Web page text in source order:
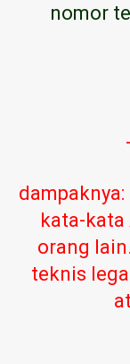
nomor
kata-kata
orang
teknis